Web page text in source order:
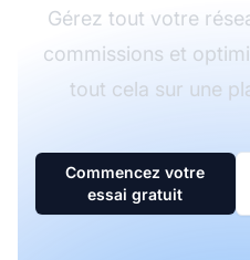
Gérez tout votre
commissions et
tout cela sur une
Commencez votre
essai gratuit